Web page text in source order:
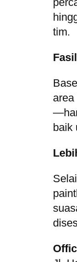
tim.
area
baik